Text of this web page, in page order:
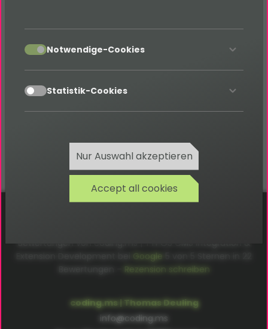
aufsetzen?
Frontend und Backend – ideal für internationale
Websites, Portale und Intranets.
coding.ms | Thomas Deuling
info@coding.ms
Datenschutz AGB Impressum
Google
Bewertungen – Rezension schreiben
accept Notwendige-Cookies
accept Statistik-Cookies
Nur Auswahl akzeptieren
Accept all cookies